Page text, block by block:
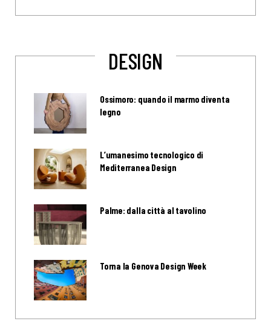
DESIGN
Ossimoro: quando il marmo diventa
legno
L’umanesimo tecnologico di
Mediterranea Design
Palme: dalla città al tavolino
Torna la Genova Design Week